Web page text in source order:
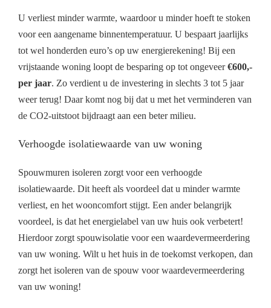
U verliest minder warmte, waardoor u minder hoeft te stoken
voor een aangename binnentemperatuur. U bespaart jaarlijks
tot wel honderden euro’s op uw energierekening! Bij een
vrijstaande woning loopt de besparing op tot ongeveer€600,-
per jaar. Zo verdient u de investering in slechts 3 tot 5 jaar
weer terug! Daar komt nog bij dat u met het verminderen van
de CO2-uitstoot bijdraagt aan een beter milieu.
Verhoogde isolatiewaarde van uw woning
Spouwmuren isoleren zorgt voor een verhoogde
isolatiewaarde. Dit heeft als voordeel dat u minder warmte
verliest, en het wooncomfort stijgt. Een ander belangrijk
voordeel, is dat het energielabel van uw huis ook verbetert!
Hierdoor zorgt spouwisolatie voor een waardevermeerdering
van uw woning. Wilt u het huis in de toekomst verkopen, dan
zorgt het isoleren van de spouw voor waardevermeerdering
van uw woning!